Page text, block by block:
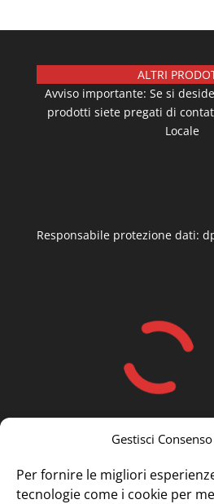
Gestisci
Per fornire le migliori
tecnologie come i cookie per
ALTRI
Avviso importante: Se si
prodotti siete pregati di
Locale
Responsabile protezione dati: